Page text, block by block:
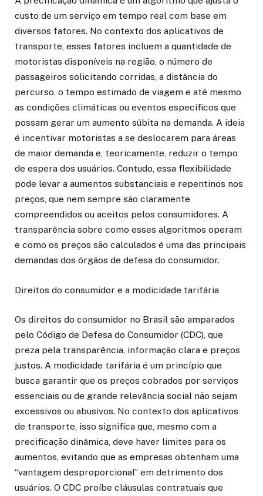
custo de um serviço em tempo real com base em
diversos fatores. No contexto dos aplicativos de
transporte, esses fatores incluem a quantidade de
motoristas disponíveis na região, o número de
passageiros solicitando corridas, a distância do
percurso, o tempo estimado de viagem e até mesmo
as condições climáticas ou eventos específicos que
possam gerar um aumento súbita na demanda. A ideia
é incentivar motoristas a se deslocarem para áreas
de maior demanda e, teoricamente, reduzir o tempo
de espera dos usuários. Contudo, essa flexibilidade
pode levar a aumentos substanciais e repentinos nos
preços, que nem sempre são claramente
compreendidos ou aceitos pelos consumidores. A
transparência sobre como esses algoritmos operam
e como os preços são calculados é uma das principais
demandas dos órgãos de defesa do consumidor.
Direitos do consumidor e a modicidade tarifária
Os direitos do consumidor no Brasil são amparados
pelo Código de Defesa do Consumidor (CDC), que
preza pela transparência, informação clara e preços
justos. A modicidade tarifária é um princípio que
busca garantir que os preços cobrados por serviços
essenciais ou de grande relevância social não sejam
excessivos ou abusivos. No contexto dos aplicativos
de transporte, isso significa que, mesmo com a
precificação dinâmica, deve haver limites para os
aumentos, evitando que as empresas obtenham uma
“vantagem desproporcional” em detrimento dos
usuários. O CDC proíbe cláusulas contratuais que